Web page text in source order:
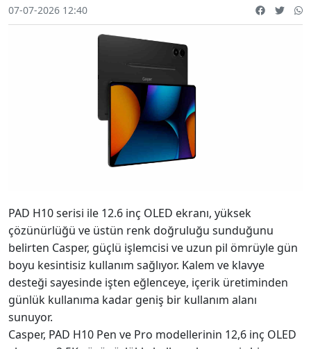
07-07-2026 12:40
PAD H10 serisi ile 12.6 inç OLED ekranı, yüksek
çözünürlüğü ve üstün renk doğruluğu sunduğunu
belirten Casper, güçlü işlemcisi ve uzun pil ömrüyle gün
boyu kesintisiz kullanım sağlıyor. Kalem ve klavye
desteği sayesinde işten eğlenceye, içerik üretiminden
günlük kullanıma kadar geniş bir kullanım alanı
sunuyor.
Casper, PAD H10 Pen ve Pro modellerinin 12,6 inç OLED